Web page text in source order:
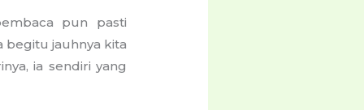
pun pasti
begitu jauhnya kita
ia sendiri yang